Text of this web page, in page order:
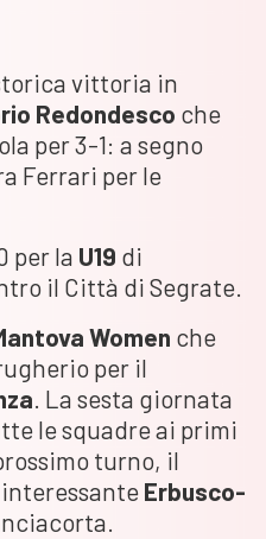
vittoria in
Redondesco che
per 3-1: a segno
Ferrari per le
per la U19 di
il Città di Segrate.
Women che
per il
. La sesta giornata
le squadre ai primi
turno, il
Erbusco-